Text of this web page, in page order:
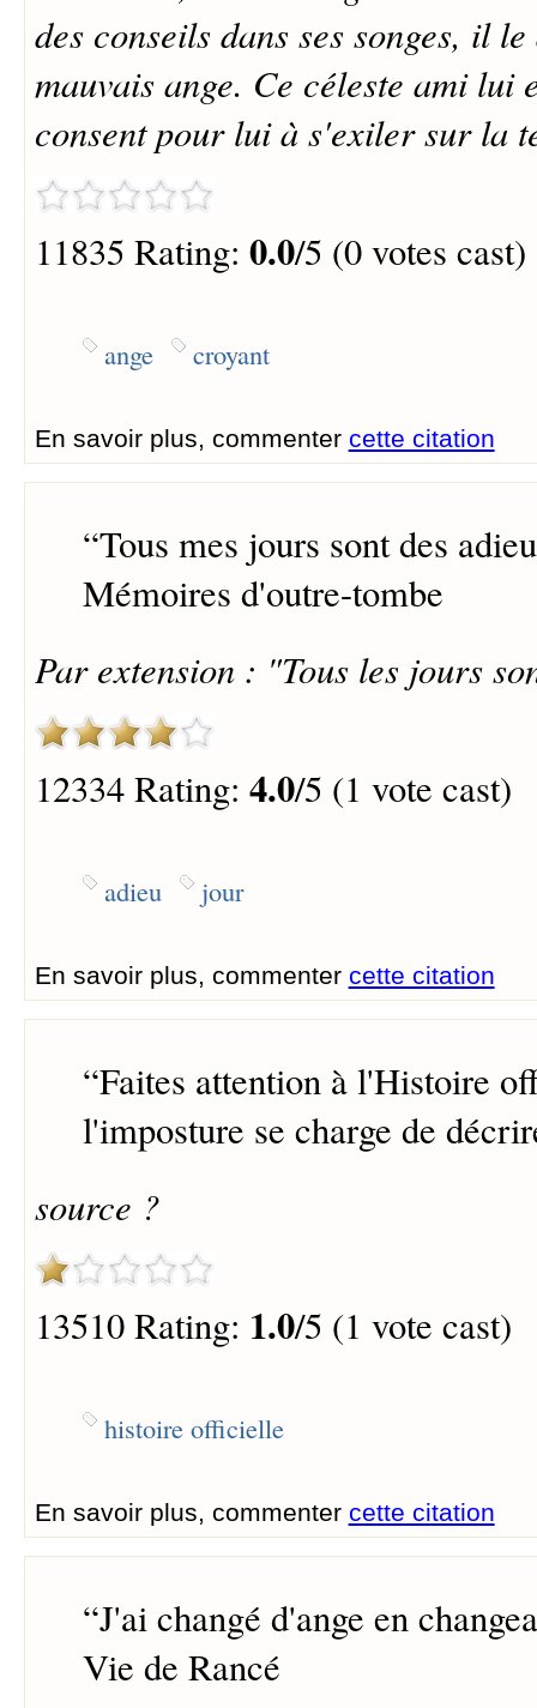
des conseils dans ses songes, il
mauvais ange. Ce céleste ami lui
consent pour lui à s'exiler sur la
11835 Rating: 0.0/5 (0 votes cast)
ange croyant
En savoir plus, commenter cette citation
“Tous mes jours sont des
Mémoires d'outre-tombe
Par extension : "Tous les jours
12334 Rating: 4.0/5 (1 vote cast)
adieu jour
En savoir plus, commenter cette citation
“Faites attention à l'Histoire
l'imposture se charge de
source ?
13510 Rating: 1.0/5 (1 vote cast)
histoire officielle
En savoir plus, commenter cette citation
“J'ai changé d'ange en
Vie de Rancé